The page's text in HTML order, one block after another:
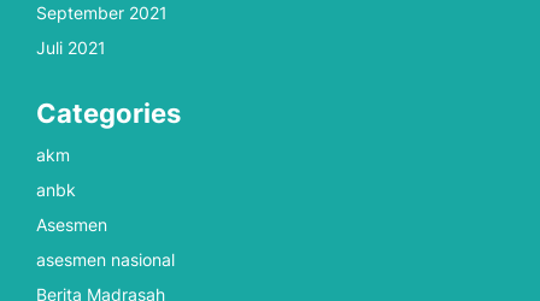
September 2021
Juli 2021
Categories
akm
anbk
Asesmen
asesmen nasional
Berita Madrasah